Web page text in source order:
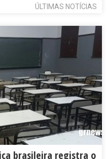
ÚLTIMAS NOTÍCIAS
brasileira registra o